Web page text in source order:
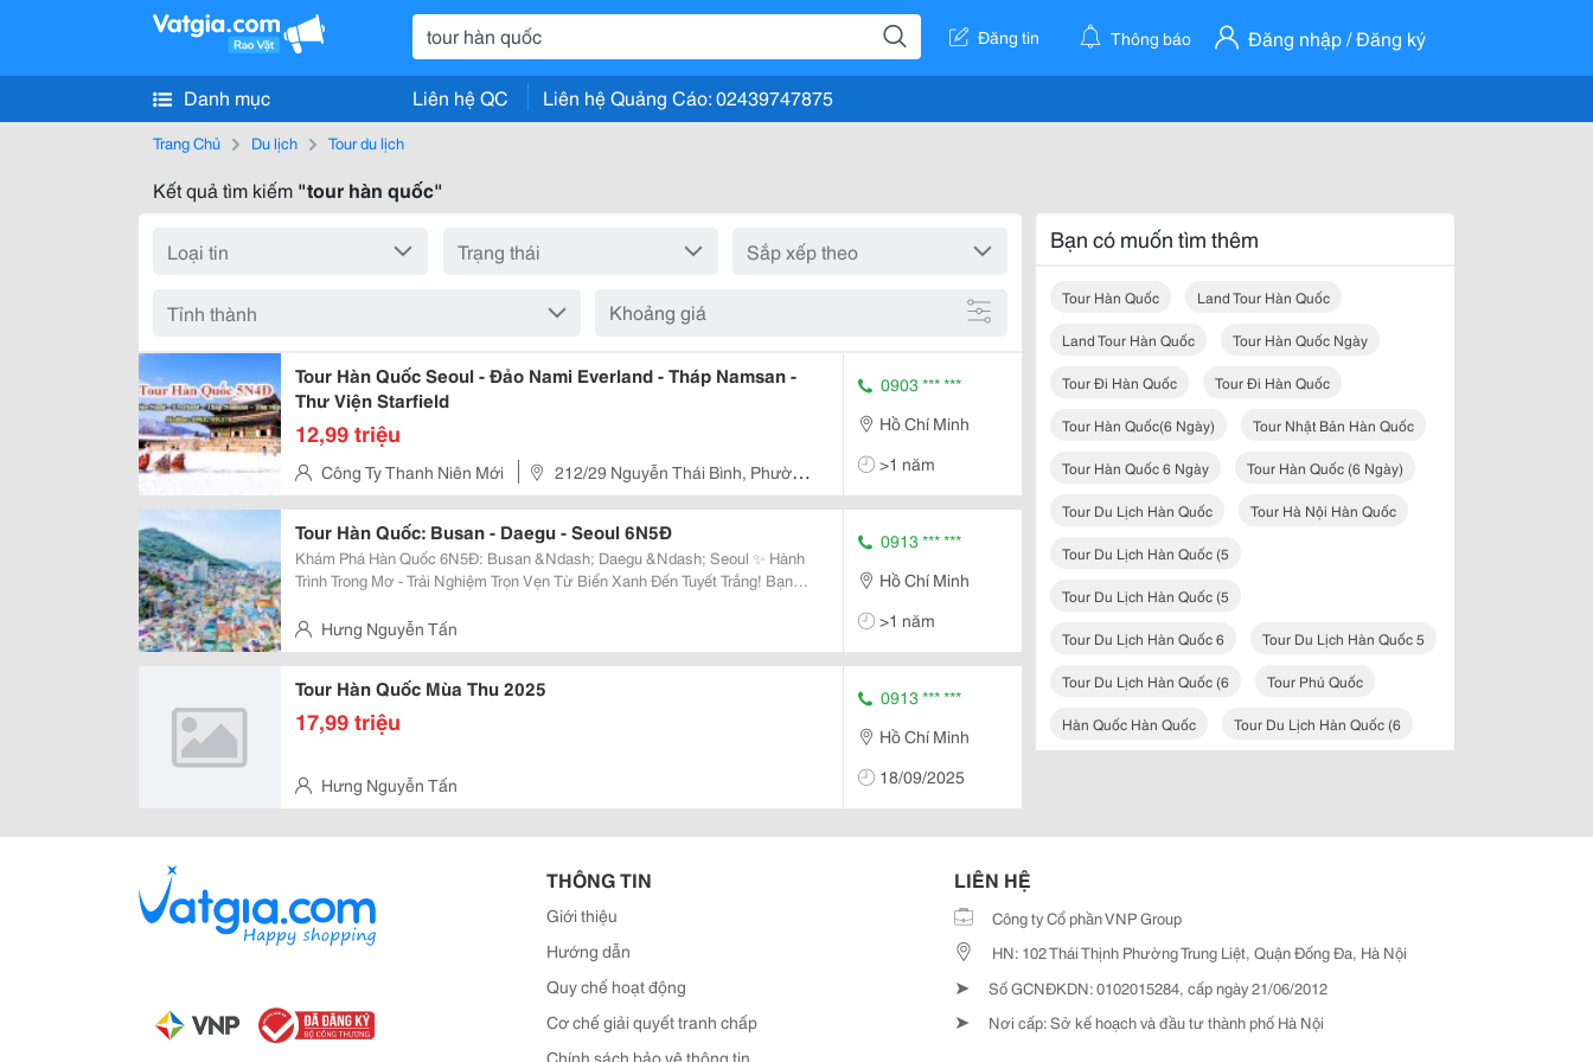
Đăng tin Thông báo Đăng nhập / Đăng ký
Danh mục Liên hệ QC Liên hệ Quảng Cáo: 02439747875
Trang Chủ Du lịch Tour du lịch
Kết quả tìm kiếm "tour hàn quốc"
Khoảng giá
Tour Hàn Quốc Seoul - Đảo Nami Everland - Tháp Namsan -
Thư Viện Starfield
12,99 triệu
Công Ty Thanh Niên Mới
212/29 Nguyễn Thái Bình, Phường
12, Tân Bình, Hồ Chí Minh, Việt Nam
0903 *** ***
Hồ Chí Minh
>1 năm
Tour Hàn Quốc: Busan - Daegu - Seoul 6N5Đ
Khám Phá Hàn Quốc 6N5Đ: Busan &Ndash; Daegu &Ndash; Seoul ✨ Hành
Trình Trong Mơ - Trải Nghiệm Trọn Vẹn Từ Biển Xanh Đến Tuyết Trắng! Bạn
Tuyết, Vừa Ngắm Cảnh Đẹp, Vừa Trải
Hưng Nguyễn Tấn
0913 *** ***
Hồ Chí Minh
>1 năm
Tour Hàn Quốc Mùa Thu 2025
17,99 triệu
Hưng Nguyễn Tấn
0913 *** ***
Hồ Chí Minh
18/09/2025
Bạn có muốn tìm thêm
Tour Hàn Quốc Land Tour Hàn Quốc
Land Tour Hàn Quốc Tour Hàn Quốc Ngày
Tour Đi Hàn Quốc Tour Đi Hàn Quốc
Tour Hàn Quốc(6 Ngày) Tour Nhật Bản Hàn Quốc
Tour Hàn Quốc 6 Ngày Tour Hàn Quốc (6 Ngày)
Tour Du Lịch Hàn Quốc Tour Hà Nội Hàn Quốc
Tour Du Lịch Hàn Quốc (5
Tour Du Lịch Hàn Quốc (5
Tour Du Lịch Hàn Quốc 6 Tour Du Lịch Hàn Quốc 5
Tour Du Lịch Hàn Quốc (6 Tour Phú Quốc
Hàn Quốc Hàn Quốc Tour Du Lịch Hàn Quốc (6
THÔNG TIN
Giới thiệu
Hướng dẫn
Quy chế hoạt động
Cơ chế giải quyết tranh chấp
Chính sách bảo vệ thông tin
LIÊN HỆ
Công ty Cổ phần VNP Group
HN: 102 Thái Thịnh Phường Trung Liệt, Quận Đống Đa, Hà Nội
➤ Số GCNĐKDN: 0102015284, cấp ngày 21/06/2012
➤ Nơi cấp: Sở kế hoạch và đầu tư thành phố Hà Nội